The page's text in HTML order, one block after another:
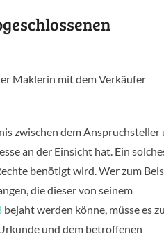
Maklerin mit dem Verkäufer
zwischen dem Anspruchsteller
an der Einsicht hat. Ein
benötigt wird. Wer zum
die dieser von seinem
bejaht werden könne, müsse es
und dem betroffenen